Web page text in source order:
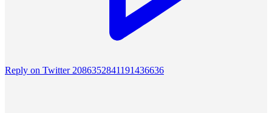
Reply on Twitter 2086352841191436636